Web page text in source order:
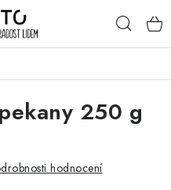
250 g
hodnocení